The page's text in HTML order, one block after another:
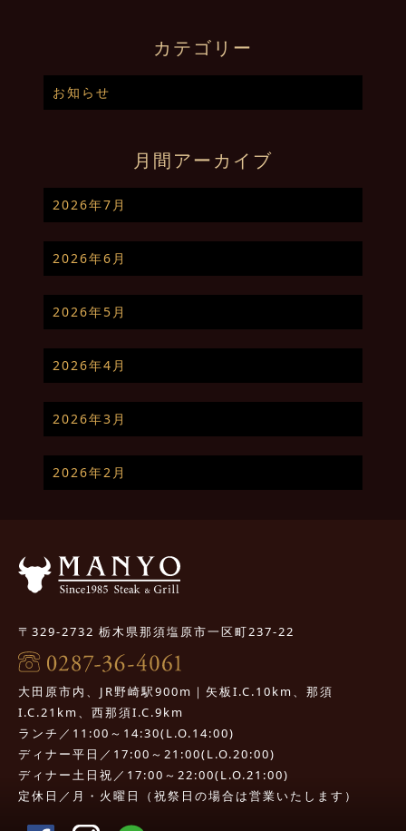
カテゴリー
お知らせ
月間アーカイブ
2026年7月
2026年6月
2026年5月
2026年4月
2026年3月
2026年2月
〒329-2732 栃木県那須塩原市一区町237-22
大田原市内、JR野崎駅900m｜矢板I.C.10km、那須
I.C.21km、西那須I.C.9km
ランチ／11:00～14:30(L.O.14:00)
ディナー平日／17:00～21:00(L.O.20:00)
ディナー土日祝／17:00～22:00(L.O.21:00)
定休日／月・火曜日（祝祭日の場合は営業いたします）